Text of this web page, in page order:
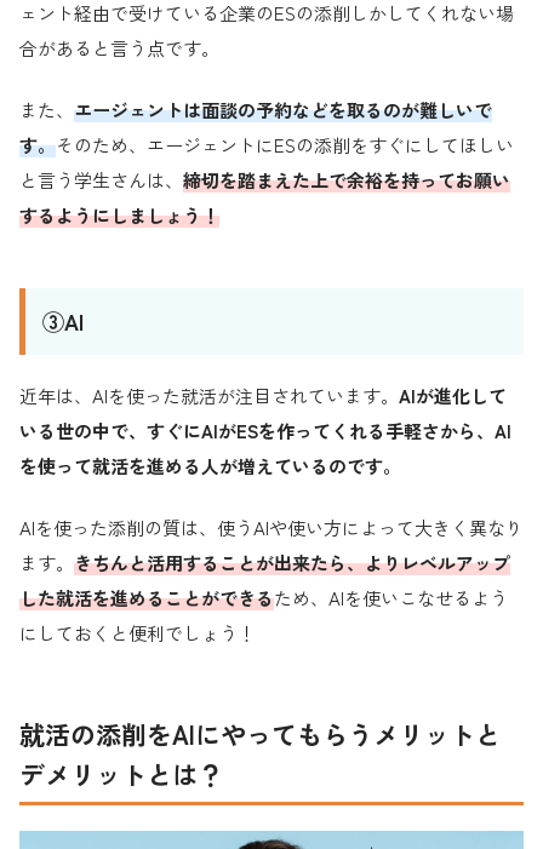
ェント経由で受けている企業のESの添削しかしてくれない場
合があると言う点です。
また、 エージェントは面談の予約などを取るのが難しいで
す。そのため、エージェントにESの添削をすぐにしてほしい
と言う学生さんは、 締切を踏まえた上で余裕を持ってお願い
するようにしましょう！
③AI
近年は、AIを使った就活が注目されています。 AIが進化して
いる世の中で、すぐにAIがESを作ってくれる手軽さから、AI
を使って就活を進める人が増えているのです。
AIを使った添削の質は、使うAIや使い方によって大きく異なり
ます。 きちんと活用することが出来たら、よりレベルアップ
した就活を進めることができるため、AIを使いこなせるよう
にしておくと便利でしょう！
就活の添削をAIにやってもらうメリットと
デメリットとは？